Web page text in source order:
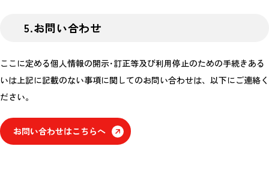
5.お問い合わせ
ここに定める個人情報の開示･訂正等及び利用停止のための手続きある
いは上記に記載のない事項に関してのお問い合わせは、以下にご連絡く
ださい。
お問い合わせはこちらへ